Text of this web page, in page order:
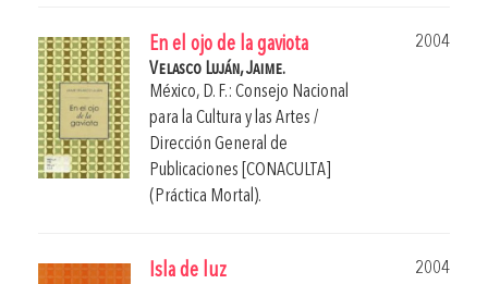
En el ojo de la gaviota
2004
Velasco Luján, Jaime.
México, D. F.: Consejo Nacional
para la Cultura y las Artes /
Dirección General de
Publicaciones [CONACULTA]
(Práctica Mortal).
Isla de luz
2004